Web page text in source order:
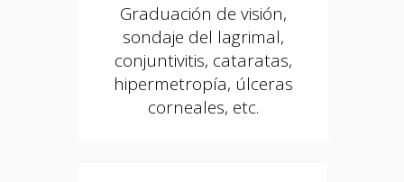
Graduación de visión,
sondaje del lagrimal,
conjuntivitis, cataratas,
hipermetropía, úlceras
corneales, etc.